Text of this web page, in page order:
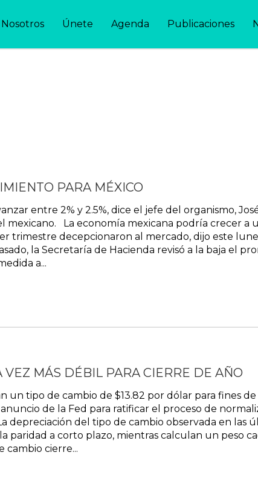
Nosotros Únete Agenda Publicaciones
PARA MÉXICO
entre 2% y 2.5%, dice el jefe del organismo,
mexicano. La economía mexicana podría crecer a
trimestre decepcionaron al mercado, dijo este
la Secretaría de Hacienda revisó a la baja el
a...
MÁS DÉBIL PARA CIERRE DE AÑO
tipo de cambio de $13.82 por dólar para fines de
de la Fed para ratificar el proceso de
depreciación del tipo de cambio observada en las
paridad a corto plazo, mientras calculan un peso
cambio cierre...